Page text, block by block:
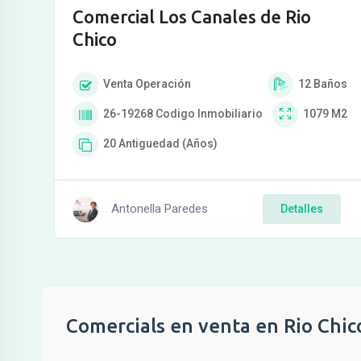
Comercial Los Canales de Rio
Chico
Venta Operación 12 Baños
26-19268 Codigo Inmobiliario 1079 M2
20Antiguedad (Años)
Antonella Paredes Detalles
Comercials en venta en Rio